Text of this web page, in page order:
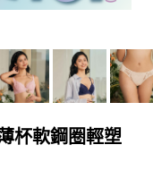
杯軟鋼圈輕塑